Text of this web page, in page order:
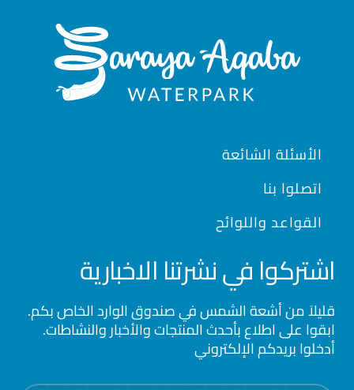
Footer
الأسئلة الشائعة
اتصلوا بنا
القواعد واللوائح
اشتركوا في نشرتنا الاخبارية
قليلاَ من أشعة الشمس في صندوق الوارد الخاص بكم.
ابقوا على اطلاع بأحدث المنتجات والأخبار والنشاطات.
أدخلوا بريدكم الإلكتروني